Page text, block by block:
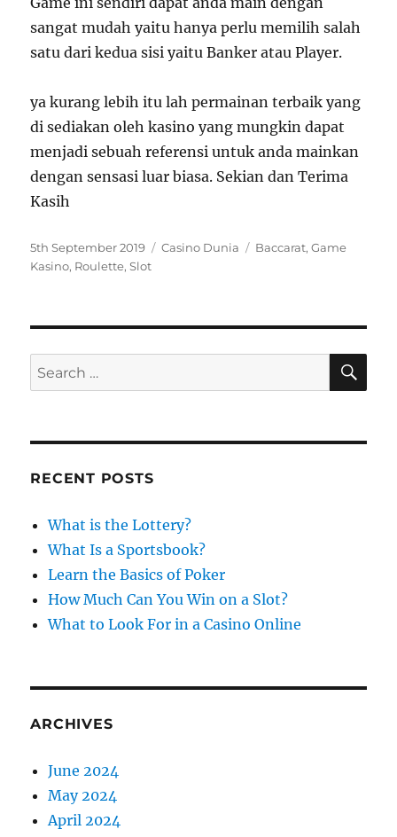
sangat mudah yaitu hanya perlu memilih salah
satu dari kedua sisi yaitu Banker atau Player.
ya kurang lebih itu lah permainan terbaik yang
di sediakan oleh kasino yang mungkin dapat
menjadi sebuah referensi untuk anda mainkan
dengan sensasi luar biasa. Sekian dan Terima
Kasih
P
o
o
5th September 2019
C
r
e
Casino Dunia
T
Baccarat,Game
Kasino, Roulette,Slot
S
e
r
h
S
A
RECENT POSTS
What is the Lottery?
What Is a Sportsbook?
Learn the Basics of Poker
How Much Can You Win on a Slot?
What to Look For in a Casino Online
ARCHIVES
June 2024
May 2024
April 2024